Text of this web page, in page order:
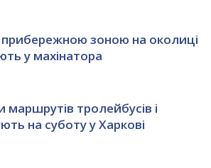
прибережною зоною на околиці
у махінатора
маршрутів тролейбусів і
на суботу у Харкові